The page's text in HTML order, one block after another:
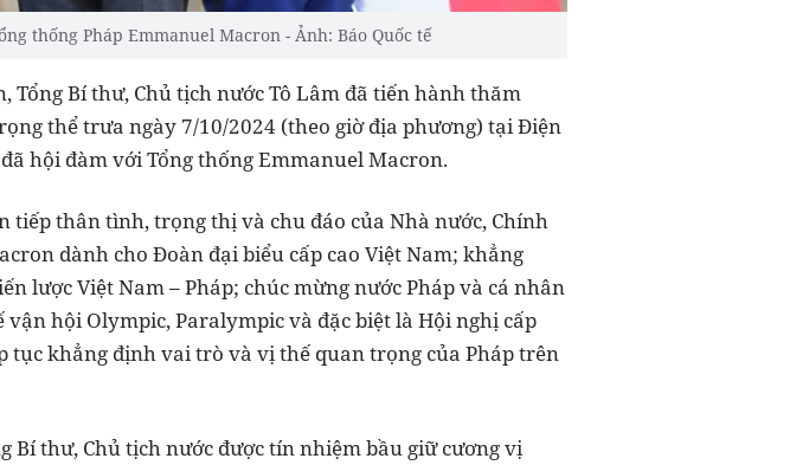
thống Pháp Emmanuel Macron - Ảnh: Báo Quốc tế
Bí thư, Chủ tịch nước Tô Lâm đã tiến hành thăm
thể trưa ngày 7/10/2024 (theo giờ địa phương) tại Điện
hội đàm với Tổng thống Emmanuel Macron.
tiếp thân tình, trọng thị và chu đáo của Nhà nước, Chính
dành cho Đoàn đại biểu cấp cao Việt Nam; khẳng
lược Việt Nam – Pháp; chúc mừng nước Pháp và cá nhân
hội Olympic, Paralympic và đặc biệt là Hội nghị cấp
tục khẳng định vai trò và vị thế quan trọng của Pháp trên
Bí thư, Chủ tịch nước được tín nhiệm bầu giữ cương vị